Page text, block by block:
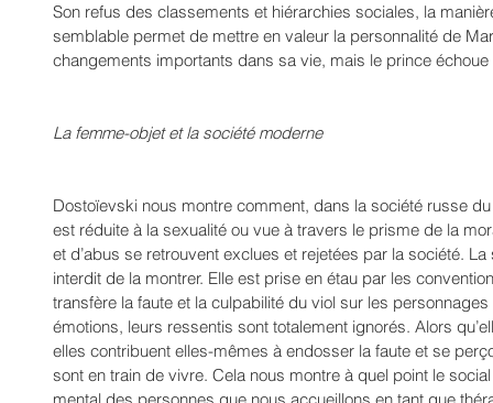
Son refus des classements et hiérarchies sociales, la
semblable permet de mettre en valeur la personnalité de
changements importants dans sa vie, mais le prince
La femme-objet et la société moderne
Dostoïevski nous montre comment, dans la société russe
est réduite à la sexualité ou vue à travers le prisme de la
et d’abus se retrouvent exclues et rejetées par la société.
interdit de la montrer. Elle est prise en étau par les
transfère la faute et la culpabilité du viol sur les
émotions, leurs ressentis sont totalement ignorés. Alors
elles contribuent elles-mêmes à endosser la faute et se
sont en train de vivre. Cela nous montre à quel point le